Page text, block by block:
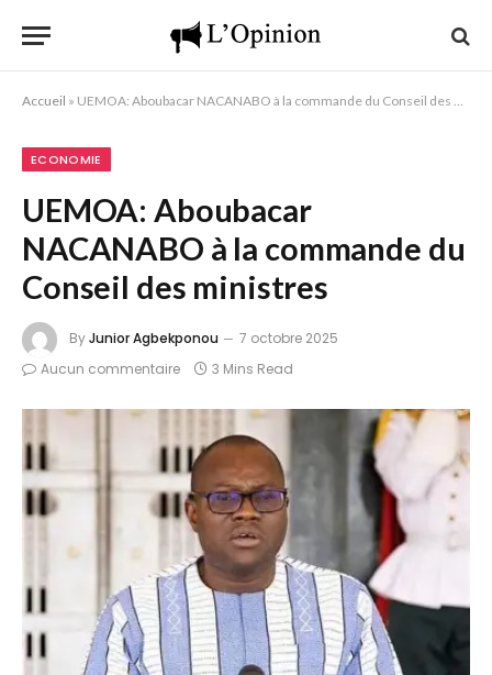
Accueil » UEMOA: Aboubacar NACANABO à la commande du Conseil des ministres
ECONOMIE
UEMOA: Aboubacar
NACANABO à la commande du
Conseil des ministres
ByJunior Agbekponou
7 octobre 2025
Aucun commentaire
3 Mins Read